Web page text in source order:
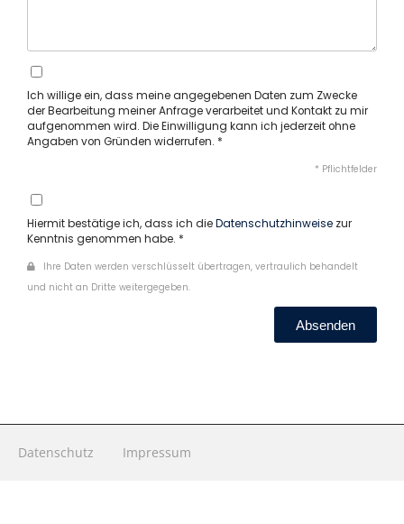
Datenschutz Impressum
Ich willige ein, dass meine angegebenen Daten zum Zwecke
der Bearbeitung meiner Anfrage verarbeitet und Kontakt zu mir
aufgenommen wird. Die Einwilligung kann ich jederzeit ohne
Angaben von Gründen widerrufen. *
* Pflichtfelder
Hiermit bestätige ich, dass ich dieDatenschutzhinweise zur
Kenntnis genommen habe. *
Ihre Daten werden verschlüsselt übertragen, vertraulich behandelt
und nicht an Dritte weitergegeben.
Absenden